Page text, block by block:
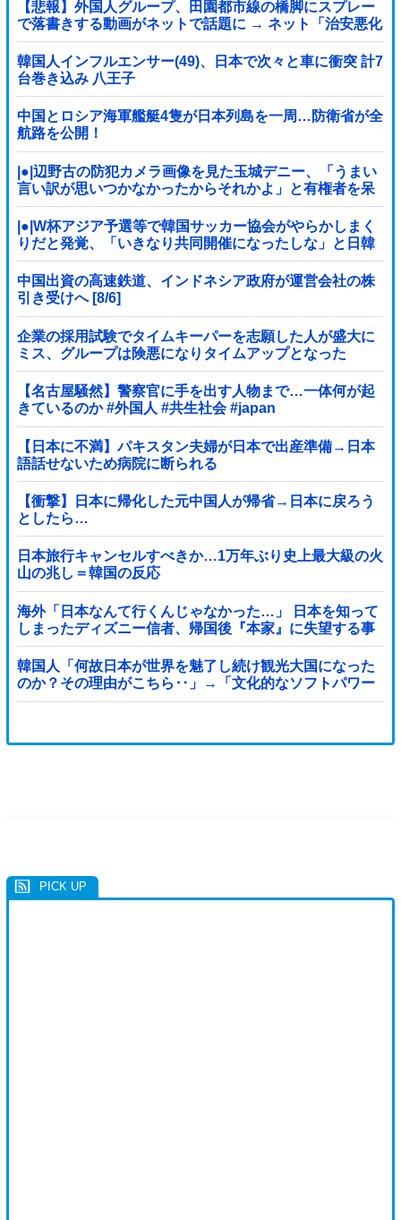
【悲報】外国人グループ、田園都市線の橋脚にスプレー
で落書きする動画がネットで話題に → ネット「治安悪化
の始まり」
韓国人インフルエンサー(49)、日本で次々と車に衝突 計7
台巻き込み 八王子
中国とロシア海軍艦艇4隻が日本列島を一周…防衛省が全
航路を公開！
|●|辺野古の防犯カメラ画像を見た玉城デニー、「うまい
言い訳が思いつかなかったからそれかよ」と有権者を呆
れさせるコメントを……
|●|W杯アジア予選等で韓国サッカー協会がやらかしまく
りだと発覚、「いきなり共同開催になったしな」と日韓
共催の件に言及する声も……
中国出資の高速鉄道、インドネシア政府が運営会社の株
引き受けへ [8/6]
企業の採用試験でタイムキーパーを志願した人が盛大に
ミス、グループは険悪になりタイムアップとなった
が……
【名古屋騒然】警察官に手を出す人物まで…一体何が起
きているのか #外国人 #共生社会 #japan
【日本に不満】パキスタン夫婦が日本で出産準備→日本
語話せないため病院に断られる
【衝撃】日本に帰化した元中国人が帰省→日本に戻ろう
としたら…
日本旅行キャンセルすべきか…1万年ぶり史上最大級の火
山の兆し＝韓国の反応
海外「日本なんて行くんじゃなかった…」 日本を知って
しまったディズニー信者、帰国後『本家』に失望する事
態に
韓国人「何故日本が世界を魅了し続け観光大国になった
のか？その理由がこちら‥」→「文化的なソフトパワー
が凄い」